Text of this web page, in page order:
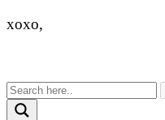
xoxo,